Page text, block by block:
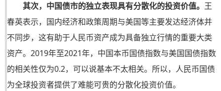
其次，中国债市的独立表现具有分散化的投资价值。 王
春英表示，国内经济和政策周期与美国等主要发达经济体并
不同步，这有助于人民币资产成为具备独立行情的重要大类
资产。2019年至2021年，中国本币国债指数与美国国债指数
的相关性仅为0.2，可以说基本不太相关。所以，人民币国债
为全球投资者提供了难能可贵的分散化投资价值。